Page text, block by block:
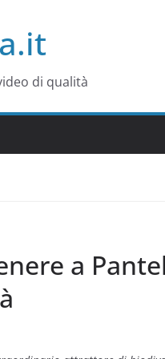
di qualità
a